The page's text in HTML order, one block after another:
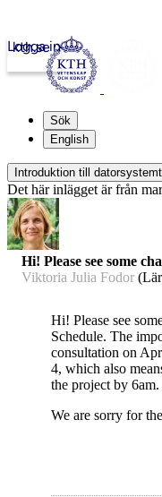
kth.se
Logga in
Sök
English
Introduktion till
Det här inlägget är från
Hi! Please see some
Viktoria Julia Fodor
Hi! Please see
Schedule. The
consultation on
4, which also
the project by 6am.
We are sorry for